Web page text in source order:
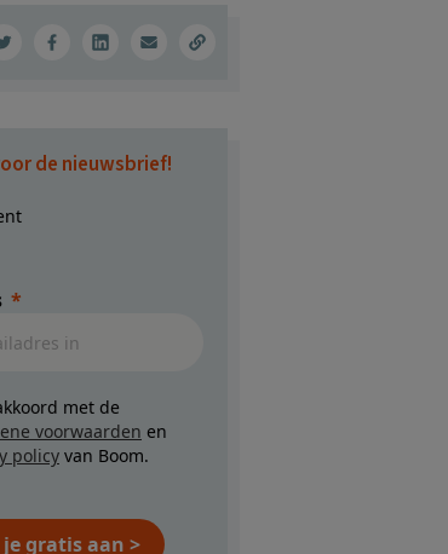
de nieuwsbrief!
met de
voorwaarden en
policy van Boom.
gratis aan >